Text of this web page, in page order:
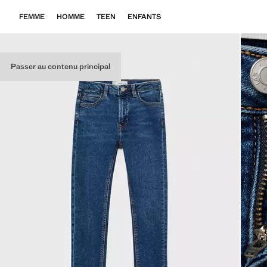
Passer au contenu principal
FEMME HOMME TEEN ENFANTS